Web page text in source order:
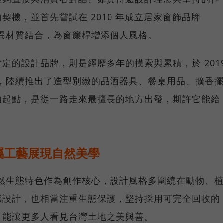
機，並首先嘗試在 2010 年成立居家窗飾品牌
質結合，為窗簾桿增添個人風格。
的設計品牌，則是經歷多年的摸索與累積，於
續推出了造型別緻的品酒器具、餐桌用品、擴香擺
點，是從一路走來最擅長的地方出發，期許它能給
藝展現自然美學
態特色作為創作核心，設計風格多圍繞在動物、植
計，也相當注重生態保護，堅持採用可完全回收的
讓更多人看見台灣土地之美與善。